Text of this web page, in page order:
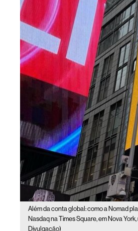
Além da conta global: como a Nomad
Nasdaq na Times Square, em Nova
Divulgação)